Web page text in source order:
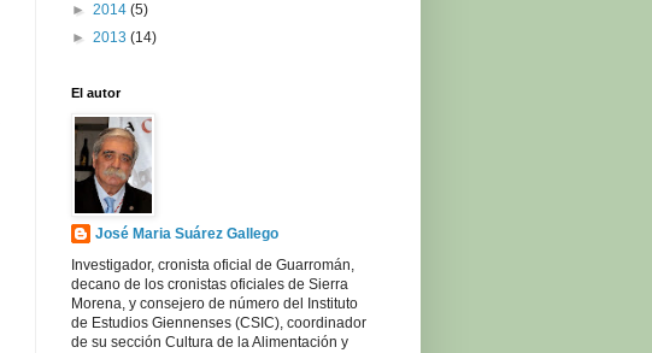
► 2014 (5)
► 2013 (14)
El autor
José Maria Suárez Gallego
Investigador, cronista oficial de Guarromán,
decano de los cronistas oficiales de Sierra
Morena, y consejero de número del Instituto
de Estudios Giennenses (CSIC), coordinador
de su sección Cultura de la Alimentación y